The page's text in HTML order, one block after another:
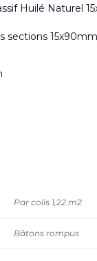
Huilé Naturel
sections 15x90mm
Par colis 1,22 m2
Bâtons rompus